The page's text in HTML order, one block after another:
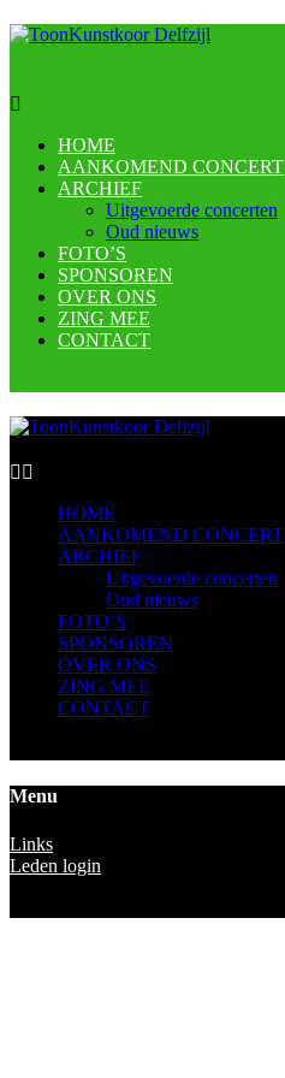
HOME
AANKOMEND CONCERT
ARCHIEF
Uitgevoerde concerten
Oud nieuws
FOTO’S
SPONSOREN
OVER ONS
ZING MEE
CONTACT
HOME
AANKOMEND CONCERT
ARCHIEF
Uitgevoerde concerten
Oud nieuws
FOTO’S
SPONSOREN
OVER ONS
ZING MEE
CONTACT
Menu
Links
Leden login